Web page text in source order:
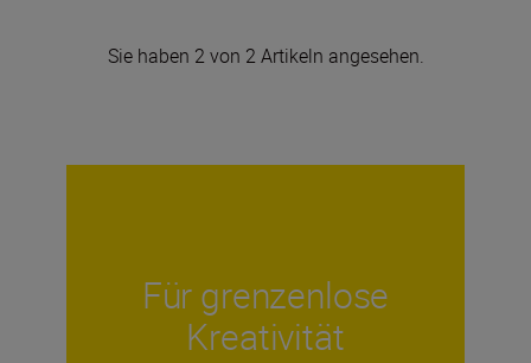
Sie haben 2 von 2 Artikeln angesehen.
Für grenzenlose
Kreativität